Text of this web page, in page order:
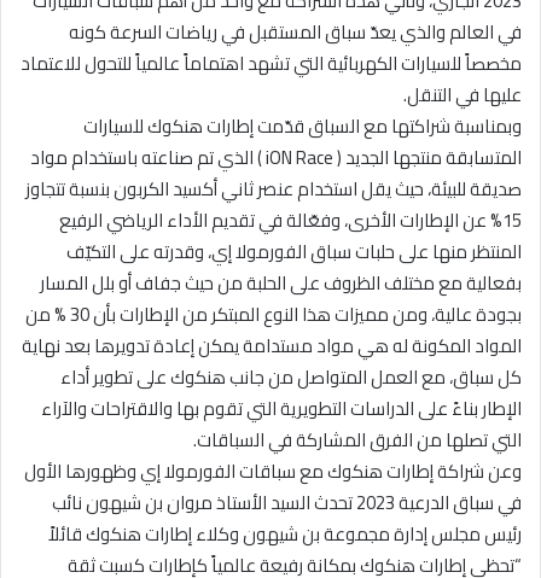
في العالم والذي يعدّ سباق المستقبل في رياضات السرعة كونه
مخصصاً للسيارات الكهربائية التي تشهد اهتماماً عالمياً للتحول للاعتماد
عليها في التنقل.
وبمناسبة شراكتها مع السباق قدّمت إطارات هنكوك للسيارات
المتسابقة منتجها الجديد ( iON Race ) الذي تم صناعته باستخدام مواد
صديقة للبيئة، حيث يقل استخدام عنصر ثاني أكسيد الكربون بنسبة تتجاوز
15% عن الإطارات الأخرى، وفعّالة في تقديم الأداء الرياضي الرفيع
المنتظر منها على حلبات سباق الفورمولا إي، وقدرته على التكيّف
بفعالية مع مختلف الظروف على الحلبة من حيث جفاف أو بلل المسار
بجودة عالية، ومن مميزات هذا النوع المبتكر من الإطارات بأن 30 % من
المواد المكونة له هي مواد مستدامة يمكن إعادة تدويرها بعد نهاية
كل سباق، مع العمل المتواصل من جانب هنكوك على تطوير أداء
الإطار بناءً على الدراسات التطويرية التي تقوم بها والاقتراحات والآراء
التي تصلها من الفرق المشاركة في السباقات.
وعن شراكة إطارات هنكوك مع سباقات الفورمولا إي وظهورها الأول
في سباق الدرعية 2023 تحدث السيد الأستاذ مروان بن شيهون نائب
رئيس مجلس إدارة مجموعة بن شيهون وكلاء إطارات هنكوك قائلاً
“تحظى إطارات هنكوك بمكانة رفيعة عالمياً كإطارات كسبت ثقة